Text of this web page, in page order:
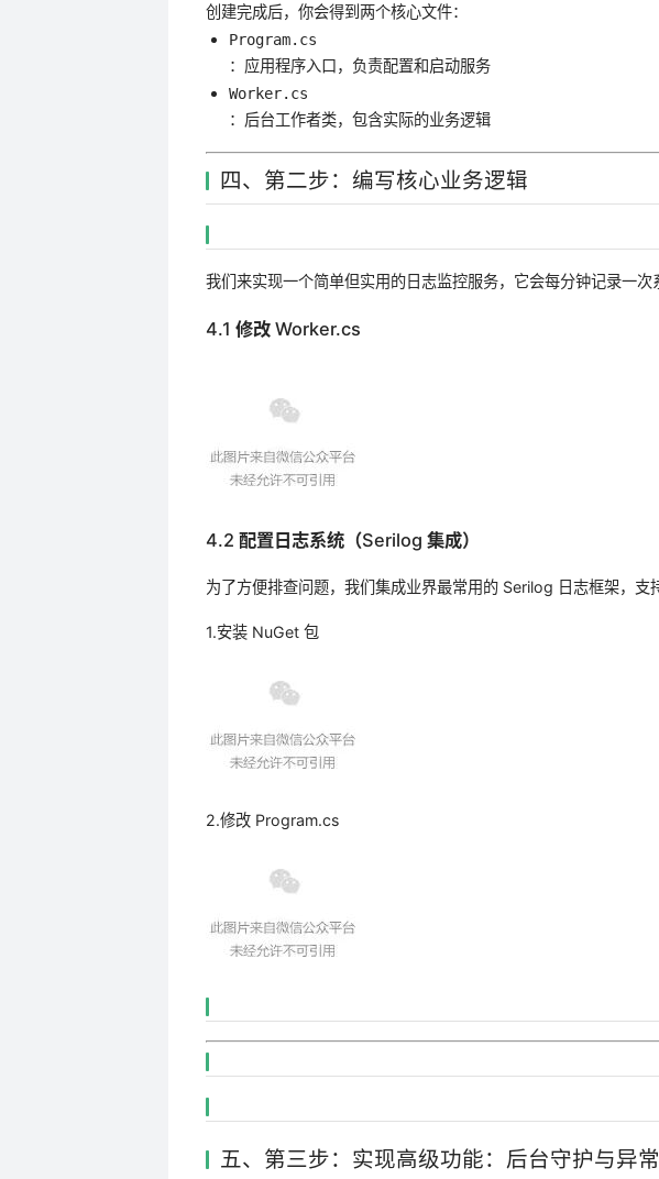
创建完成后，你会得到两个核心文件：
Program.cs
：应用程序入口，负责配置和启动服务
Worker.cs
：后台工作者类，包含实际的业务逻辑
四、第二步：编写核心业务逻辑
我们来实现一个简单但实用的日志监控服务，它会每分钟记录一次
4.1 修改 Worker.cs
4.2 配置日志系统（Serilog 集成）
为了方便排查问题，我们集成业界最常用的 Serilog 日志框架，支
1.安装 NuGet 包
2.修改 Program.cs
五、第三步：实现高级功能：后台守护与异